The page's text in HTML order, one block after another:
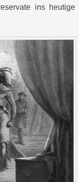
ins heutige